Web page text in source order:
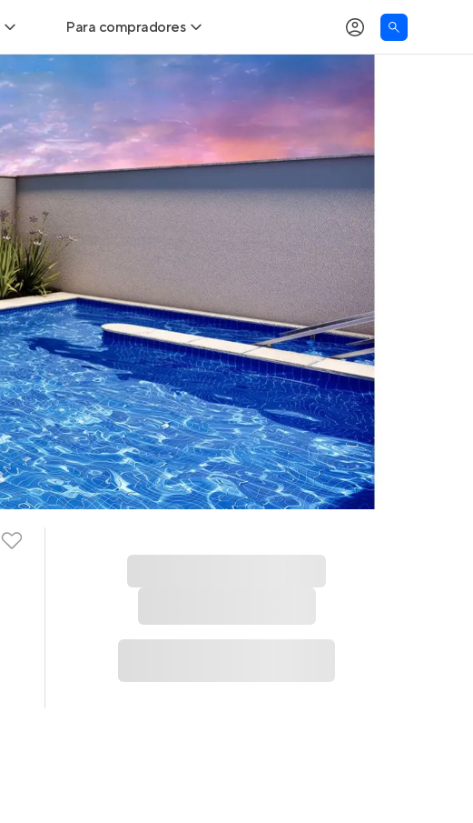
Para compradores
Buscar um imóvel novo
Calcule seu Poder de Compra
Comprar x Alugar
Correção do INCC
Simulador de Financiamento
Encontre um corretor